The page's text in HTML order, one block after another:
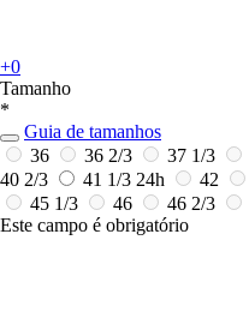
+0
Tamanho
*
Guia de tamanhos
36
36 2/3 37 1/3
40 2/3
41 1/3 24h 42
45 1/3
46 46 2/3
Este campo é obrigatório